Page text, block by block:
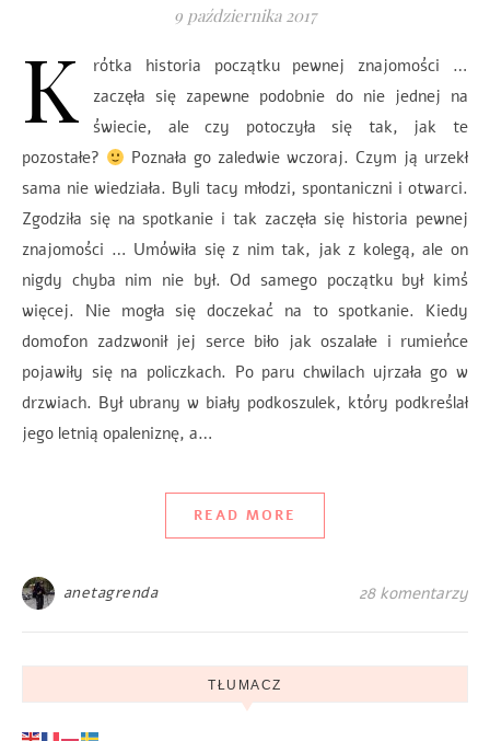
9 października 2017
K
rótka historia początku pewnej znajomości …
zaczęła się zapewne podobnie do nie jednej na
świecie, ale czy potoczyła się tak, jak te
pozostałe?
Poznała go zaledwie wczoraj. Czym ją urzekł
sama nie wiedziała. Byli tacy młodzi, spontaniczni i otwarci.
Zgodziła się na spotkanie i tak zaczęła się historia pewnej
znajomości … Umówiła się z nim tak, jak z kolegą, ale on
nigdy chyba nim nie był. Od samego początku był kimś
więcej. Nie mogła się doczekać na to spotkanie. Kiedy
domofon zadzwonił jej serce biło jak oszalałe i rumieńce
pojawiły się na policzkach. Po paru chwilach ujrzała go w
drzwiach. Był ubrany w biały podkoszulek, który podkreślał
jego letnią opaleniznę, a…
READ MORE
anetagrenda 28 komentarzy
TŁUMACZ